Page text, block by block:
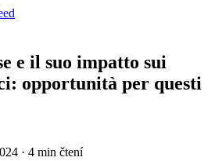
e il suo impatto sui
opportunità per questi
· 4 min čtení